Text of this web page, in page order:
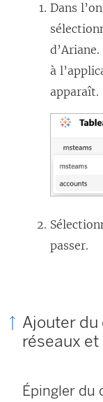
Dans
à
apparaît.
passer.
Ajouter du
réseaux
Épingler du